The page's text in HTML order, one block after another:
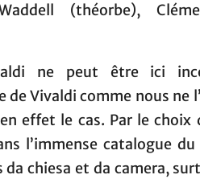
(théorbe),
ne peut être ici
de Vivaldi comme nous ne
effet le cas. Par le choix
l’immense catalogue
chiesa et da camera,